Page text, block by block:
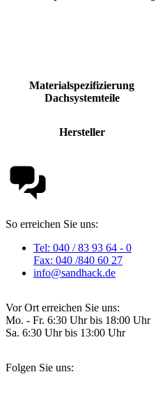
Materialspezifizierung
Dachsystemteile
Hersteller
So erreichen Sie uns:
Tel: 040 / 83 93 64 - 0
Fax: 040 /840 60 27
info@sandhack.de
Vor Ort erreichen Sie uns:
Mo. - Fr. 6:30 Uhr bis 18:00 Uhr
Sa. 6:30 Uhr bis 13:00 Uhr
Folgen Sie uns: